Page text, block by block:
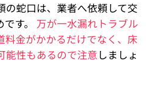
の蛇口は、業者へ依頼して交
す。 万が一水漏れトラブル
料金がかかるだけでなく、床
能性もあるので注意 しましょ